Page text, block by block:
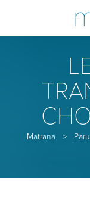
Matrana >